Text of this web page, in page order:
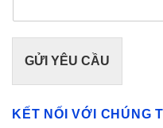
GỬI YÊU CẦU
KẾT NỐI VỚI CHÚNG